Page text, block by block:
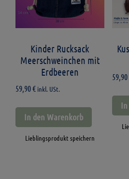
Kinder Rucksack
Meerschweinchen mit
Erdbeeren
59,90€ inkl. USt.
In den Warenkorb
Lieblingsprodukt speichern
59,90